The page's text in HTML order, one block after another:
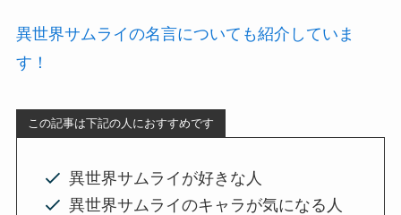
異世界サムライの名言についても紹介していま
す！
この記事は下記の人におすすめです
異世界サムライが好きな人
異世界サムライのキャラが気になる人